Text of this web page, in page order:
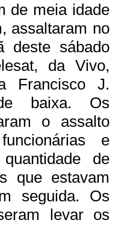
de meia idade
assaltaram no
deste sábado
da Vivo,
Francisco J.
baixa. Os
o assalto
e
de
que estavam
seguida. Os
levar os